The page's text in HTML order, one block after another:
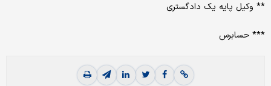
** وکیل پایه یک دادگستری
*** حسابرس